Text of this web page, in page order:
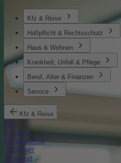
Kfz & Reise
Haftpflicht & Rechtsschutz
Haus & Wohnen
Krankheit, Unfall & Pflege
Beruf, Alter & Finanzen
Service
Kfz & Reise
Pkw
E-Auto
Kleinkraftrad
Anhänger
Motorrad